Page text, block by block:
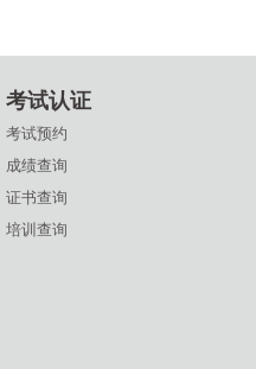
考试认证
考试预约
成绩查询
证书查询
培训查询